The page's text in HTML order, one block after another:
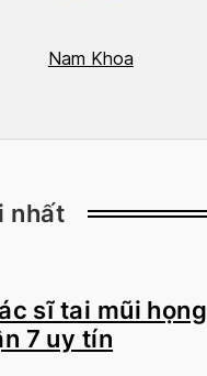
Nam Khoa
nhất
sĩ tai mũi họng
7 uy tín